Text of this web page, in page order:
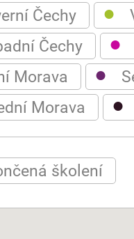
Čechy ●
Čechy ●
Morava ●
Morava ●
školení